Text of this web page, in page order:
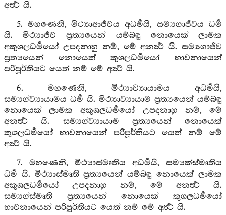
අර්‍ත්‍ථ යි.
5. මහණෙනි, මිථ්‍යාආජීවය අධර්‍මයි, සම්‍යගාජීවය ධර්‍ම
යි. මිථ්‍යාජීව ප්‍රත්‍යයෙන් යම්බඳු නොයෙක් ලාමක
අකුශලධර්‍මයෝ උපදනාහු නම්, මේ අනර්‍ත්‍ථ යි. සම්‍යගාජීව
ප්‍රත්‍යයෙන් නොයෙක් කුශලධර්‍මයෝ භාවනායෙන්
පරිපූර්තියට යෙත් නම් මේ අර්‍ත්‍ථ යි.
6. මහණෙනි, මිථ්‍යාව්‍යායාමය අධර්‍මයි,
සම්‍යග්ව්‍යායාමය ධර්‍ම යි. මිථ්‍යාව්‍යායාම ප්‍රත්‍යයෙන් යම්බඳු
නොයෙක් ලාමක අකුශලධර්‍මයෝ උපදනාහු නම්, මේ
අනර්‍ත්‍ථ යි. සම්‍යග්ව්‍යායාම ප්‍රත්‍යයෙන් නොයෙක්
කුශලධර්‍මයෝ භාවනායෙන් පරිපූර්තියට යෙත් නම් මේ
අර්‍ත්‍ථ යි.
7. මහණෙනි, මිථ්‍යාස්මෘතිය අධර්‍මයි, සම්‍යක්ස්මෘතිය
ධර්‍ම යි. මිථ්‍යාස්මෘති ප්‍රත්‍යයෙන් යම්බඳු නොයෙක් ලාමක
අකුශලධර්‍මයෝ උපදනාහු නම්, මේ අනර්‍ත්‍ථ යි.
සම්‍යග්ස්මෘති ප්‍රත්‍යයෙන් නොයෙක් කුශලධර්‍මයෝ
භාවනායෙන් පරිපූර්තියට යෙත් නම් මේ අර්‍ත්‍ථ යි.